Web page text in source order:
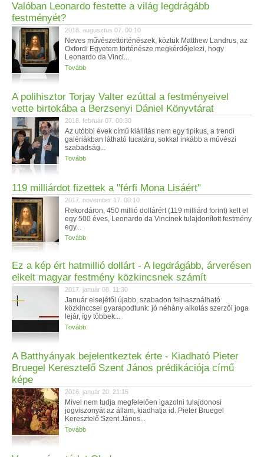
Valóban Leonardo festette a világ legdrágább
festményét?
2018. augusztus 07. 00:10
Neves művészettörténészek, köztük Matthew Landrus, az
Oxfordi Egyetem történésze megkérdőjelezi, hogy
Leonardo da Vinci...
Tovább
A polihisztor Torjay Valter ezúttal a festményeivel
vette birtokába a Berzsenyi Dániel Könyvtárat
2018. február 07. 00:30
Az utóbbi évek című kiállítás nem egy tipikus, a trendi
galériákban látható tucatáru, sokkal inkább a művészi
szabadság...
Tovább
119 milliárdot fizettek a "férfi Mona Lisáért"
2017. november 17. 00:10
Rekordáron, 450 millió dollárért (119 milliárd forint) kelt el
egy 500 éves, Leonardo da Vincinek tulajdonított festmény
egy...
Tovább
Ez a kép ért hatmillió dollárt - A legdrágább, árverésen
elkelt magyar festmény közkincsnek számít
2017. január 08. 11:30
Január elsejétől újabb, szabadon felhasználható
közkinccsel gyarapodtunk: jó néhány alkotás szerzői joga
lejár, így többek...
Tovább
A Batthyányak bejelentkeztek érte - Kiadható Pieter
Bruegel Keresztelő Szent János prédikációja című
képe
2016. január 20. 21:15
Mivel nem tudja megfelelően igazolni tulajdonosi
jogviszonyát az állam, kiadhatja id. Pieter Bruegel
Keresztelő Szent János...
Tovább